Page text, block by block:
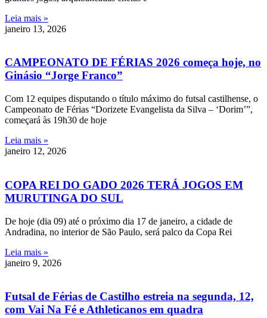
Leia mais »
janeiro 13, 2026
CAMPEONATO DE FÉRIAS 2026 começa hoje, no
Ginásio “Jorge Franco”
Com 12 equipes disputando o título máximo do futsal castilhense, o
Campeonato de Férias “Dorizete Evangelista da Silva – ‘Dorim’”,
começará às 19h30 de hoje
Leia mais »
janeiro 12, 2026
COPA REI DO GADO 2026 TERÁ JOGOS EM
MURUTINGA DO SUL
De hoje (dia 09) até o próximo dia 17 de janeiro, a cidade de
Andradina, no interior de São Paulo, será palco da Copa Rei
Leia mais »
janeiro 9, 2026
Futsal de Férias de Castilho estreia na segunda, 12,
com Vai Na Fé e Athleticanos em quadra